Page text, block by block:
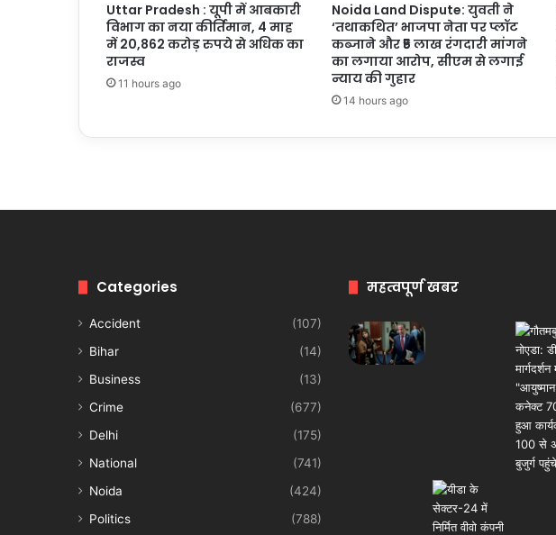
Uttar Pradesh : यूपी में आबकारी
विभाग का नया कीर्तिमान, 4 माह
में 20,862 करोड़ रुपये से अधिक का
राजस्व
11 hours ago
Noida Land Dispute: युवती ने
‘तथाकथित’ भाजपा नेता पर प्लॉट
कब्जाने और ₹5 लाख रंगदारी मांगने
का लगाया आरोप, सीएम से लगाई
न्याय की गुहार
14 hours ago
Categories
Accident
(107)
Bihar
(14)
Business
(13)
Crime
(677)
Delhi
(175)
National
(741)
Noida
(424)
Politics
(788)
महत्वपूर्ण खबर